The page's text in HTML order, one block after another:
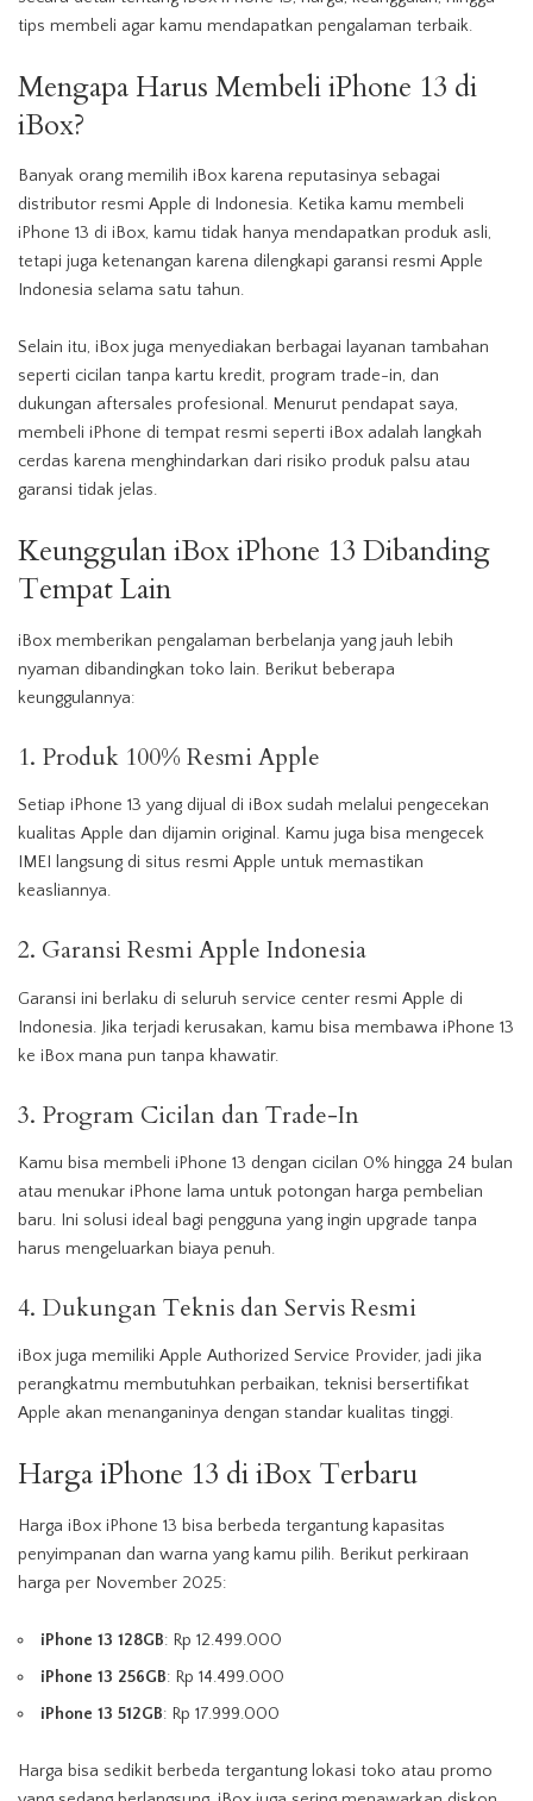
tips membeli agar kamu mendapatkan pengalaman terbaik.
Mengapa Harus MembeliiPhone 13 di
iBox?
Banyak orang memilih iBox karena reputasinya sebagai
distributor resmi Apple di Indonesia. Ketika kamu membeli
iPhone 13 di iBox, kamu tidak hanya mendapatkan produk asli,
tetapi juga ketenangan karena dilengkapi garansi resmi Apple
Indonesia selama satu tahun.
Selain itu, iBox juga menyediakan berbagai layanan tambahan
seperti cicilan tanpa kartu kredit, program trade-in, dan
dukungan aftersales profesional. Menurut pendapat saya,
membeli iPhone di tempat resmi seperti iBox adalah langkah
cerdas karena menghindarkan dari risiko produk palsu atau
garansi tidak jelas.
KeunggulaniBoxiPhone 13 Dibanding
Tempat Lain
iBox memberikan pengalaman berbelanja yang jauh lebih
nyaman dibandingkan toko lain. Berikut beberapa
keunggulannya:
1. Produk 100% Resmi Apple
Setiap iPhone 13 yang dijual di iBox sudah melalui pengecekan
kualitas Apple dan dijamin original. Kamu juga bisa mengecek
IMEI langsung di situs resmi Apple untuk memastikan
keasliannya.
2. Garansi Resmi Apple Indonesia
Garansi ini berlaku di seluruh service center resmi Apple di
Indonesia. Jika terjadi kerusakan, kamu bisa membawa iPhone 13
ke iBox mana pun tanpa khawatir.
3. Program Cicilan dan Trade-In
Kamu bisa membeli iPhone 13 dengan cicilan 0% hingga 24 bulan
atau menukar iPhone lama untuk potongan harga pembelian
baru. Ini solusi ideal bagi pengguna yang ingin upgrade tanpa
harus mengeluarkan biaya penuh.
4. Dukungan Teknis dan Servis Resmi
iBox juga memiliki Apple Authorized Service Provider, jadi jika
perangkatmu membutuhkan perbaikan, teknisi bersertifikat
Apple akan menanganinya dengan standar kualitas tinggi.
Harga iPhone 13 di iBox Terbaru
Harga iBox iPhone 13 bisa berbeda tergantung kapasitas
penyimpanan dan warna yang kamu pilih. Berikut perkiraan
harga per November 2025:
iPhone 13 128GB: Rp 12.499.000
iPhone 13 256GB: Rp 14.499.000
iPhone 13 512GB: Rp 17.999.000
Harga bisa sedikit berbeda tergantung lokasi toko atau promo